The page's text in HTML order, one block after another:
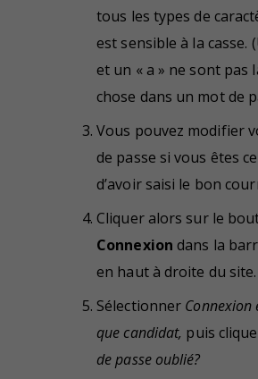
tous les types de
est sensible à la casse.
et un « a » ne sont pas
chose dans un mot de
Vous pouvez modifier
de passe si vous êtes
d’avoir saisi le bon
Cliquer alors sur le
Connexion dans la
en haut à droite du site.
Sélectionner Connexion
que candidat, puis
de passe oublié?